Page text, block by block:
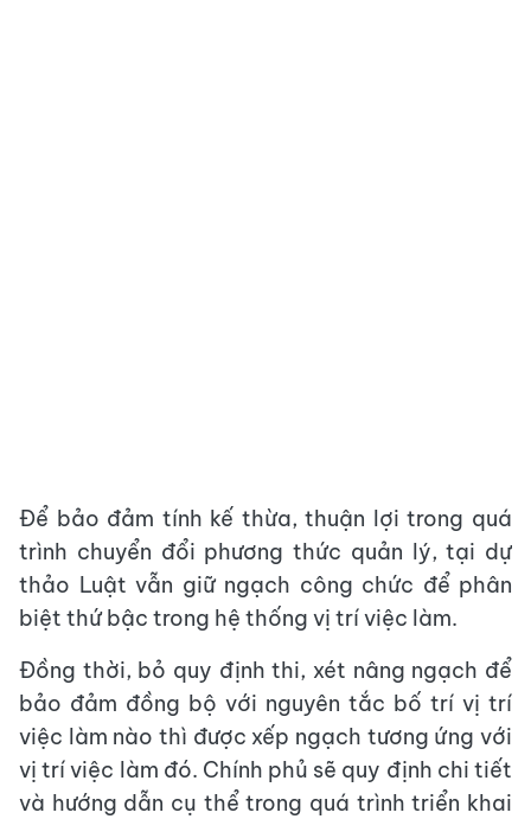
Để bảo đảm tính kế thừa, thuận lợi trong quá
trình chuyển đổi phương thức quản lý, tại dự
thảo Luật vẫn giữ ngạch công chức để phân
biệt thứ bậc trong hệ thống vị trí việc làm.
Đồng thời, bỏ quy định thi, xét nâng ngạch để
bảo đảm đồng bộ với nguyên tắc bố trí vị trí
việc làm nào thì được xếp ngạch tương ứng với
vị trí việc làm đó. Chính phủ sẽ quy định chi tiết
và hướng dẫn cụ thể trong quá trình triển khai